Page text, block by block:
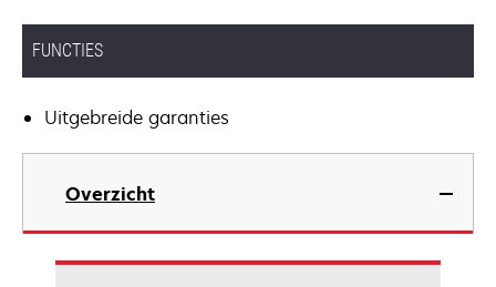
FUNCTIES
Uitgebreide garanties
Overzicht